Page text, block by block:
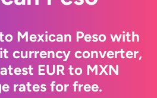
Mexican Peso with
currency converter,
EUR to MXN
rates for free.